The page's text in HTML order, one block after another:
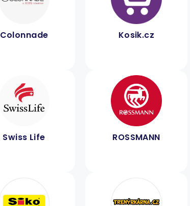
Colonnade Kosik.cz
Swiss Life ROSSMANN